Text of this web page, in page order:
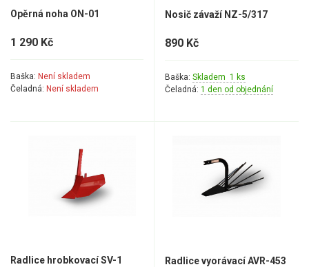
Opěrná noha ON-01
1 290 Kč
Baška: Není skladem
Čeladná: Není skladem
Nosič závaží NZ-5/317
890 Kč
Baška: Skladem 1 ks
Čeladná: 1 den od objednání
Radlice hrobkovací SV-1 Radlice vyorávací AVR-453